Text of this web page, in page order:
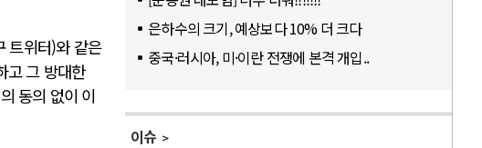
트위터)와 같은
고 그 방대한
동의 없이 이
은하수의 크기, 예상보다 10% 더 크다
중국·러시아, 미·이란 전쟁에 본격 개입..
이슈